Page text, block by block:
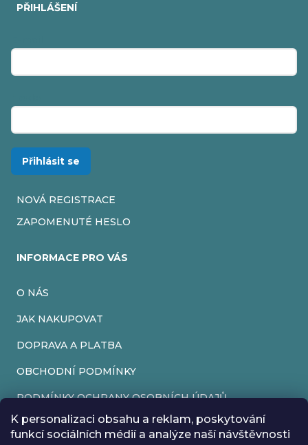
K personalizaci obsahu a reklam, poskytování
funkcí sociálních médií a analýze naší návštěvnosti
PŘIHLÁŠENÍ
Přihlásit se
NOVÁ REGISTRACE
ZAPOMENUTÉ HESLO
INFORMACE PRO VÁS
O NÁS
JAK NAKUPOVAT
DOPRAVA A PLATBA
OBCHODNÍ PODMÍNKY
PODMÍNKY OCHRANY OSOBNÍCH ÚDAJŮ
VRÁCENÍ ZBOŽÍ